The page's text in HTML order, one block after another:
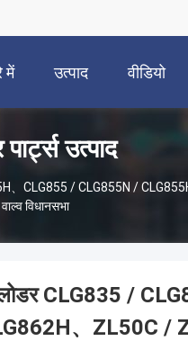
में उत्पाद वीडियो
उत्पाद
、CLG855 / CLG855N /
विधानसभा
CLG835 /
、ZL50C /